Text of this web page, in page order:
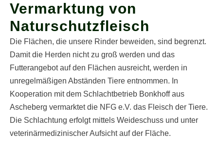
Vermarktung von
Naturschutz­fleisch
Die Flächen, die unsere Rinder beweiden, sind begrenzt.
Damit die Herden nicht zu groß werden und das
Futterangebot auf den Flächen ausreicht, werden in
unregelmäßigen Abständen Tiere entnommen. In
Kooperation mit dem Schlachtbetrieb Bonkhoff aus
Ascheberg vermarktet die NFG e.V. das Fleisch der Tiere.
Die Schlachtung erfolgt mittels Weideschuss und unter
veterinärmedizinischer Aufsicht auf der Fläche.